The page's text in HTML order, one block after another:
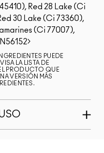
Red 28 Lake (Ci
30 Lake (Ci 73360),
(Ci 77007),
PUEDE
LA LISTA DE
PRODUCTO QUE
VERSIÓN MÁS